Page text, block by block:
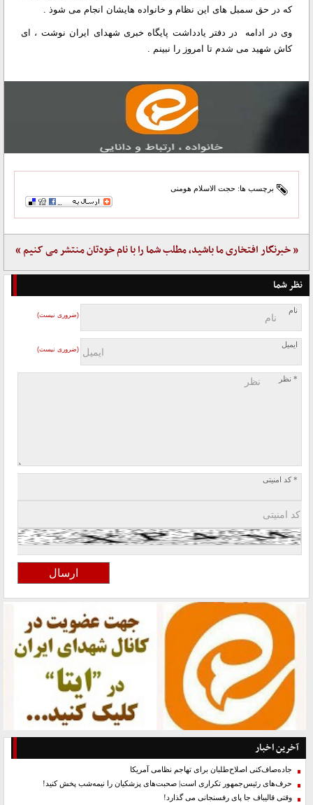
که در حق سمبل های این نظام و خانواده هایشان انجام می شوذ .
وی در ادامه در دفتر یادداشت پایگاه خبری شهدای ایران نوشت ، ای
کاش شهید می شدم تا امروز را نبینم .
برچسب ها: حجت الاسلام هومنی
« خبرنگار افتخاری ما باشید، مطلب شما را با نام خودتان منتشر می کنیم »
نظر شما
نام
(ضروری نیست)
ایمیل
(ضروری نیست)
* نظر
* کد امنیتی
آخرین اخبار
جاده‌صاف‌کنی اصلاح‌طلبان برای تهاجم نظامی آمریکا
حرف‌های رئیس‌جمهور تکراری است| صحبت‌های پزشکیان را نیمه‌شب پخش کنید!
وقتی قالیباف جا پای رفسنجانی می گذارد!